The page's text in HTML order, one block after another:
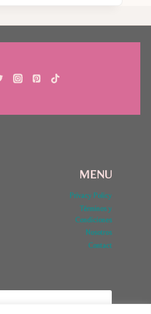
MENU
Privacy Policy
Términos y
Condiciones
Nosotros
Contact